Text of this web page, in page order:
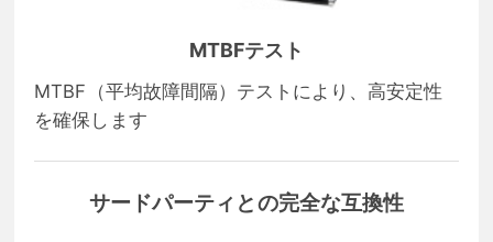
MTBFテスト
MTBF（平均故障間隔）テストにより、高安定性
を確保します
サードパーティとの完全な互換性